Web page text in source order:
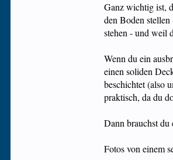
Ganz wichtig ist,
den Boden
stehen - und weil
Wenn du ein
einen soliden
beschichtet (also
praktisch, da du
Dann brauchst
Fotos von einem